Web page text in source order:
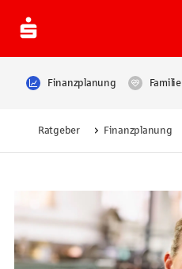
Finanzplanung Familie
Ratgeber Finanzplanung